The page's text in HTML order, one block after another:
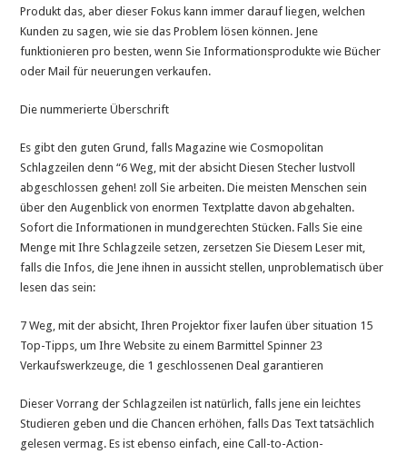
Produkt das, aber dieser Fokus kann immer darauf liegen, welchen
Kunden zu sagen, wie sie das Problem lösen können. Jene
funktionieren pro besten, wenn Sie Informationsprodukte wie Bücher
oder Mail für neuerungen verkaufen.
Die nummerierte Überschrift
Es gibt den guten Grund, falls Magazine wie Cosmopolitan
Schlagzeilen denn “6 Weg, mit der absicht Diesen Stecher lustvoll
abgeschlossen gehen! zoll Sie arbeiten. Die meisten Menschen sein
über den Augenblick von enormen Textplatte davon abgehalten.
Sofort die Informationen in mundgerechten Stücken. Falls Sie eine
Menge mit Ihre Schlagzeile setzen, zersetzen Sie Diesem Leser mit,
falls die Infos, die Jene ihnen in aussicht stellen, unproblematisch über
lesen das sein:
7 Weg, mit der absicht, Ihren Projektor fixer laufen über situation 15
Top-Tipps, um Ihre Website zu einem Barmittel Spinner 23
Verkaufswerkzeuge, die 1 geschlossenen Deal garantieren
Dieser Vorrang der Schlagzeilen ist natürlich, falls jene ein leichtes
Studieren geben und die Chancen erhöhen, falls Das Text tatsächlich
gelesen vermag. Es ist ebenso einfach, eine Call-to-Action-